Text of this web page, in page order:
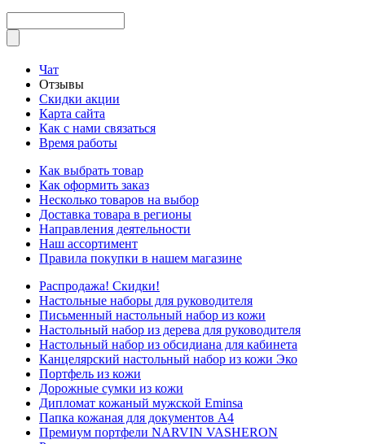
Чат
Отзывы
Скидки акции
Карта сайта
Как с нами связаться
Время работы
Как выбрать товар
Как оформить заказ
Несколько товаров на выбор
Доставка товара в регионы
Направления деятельности
Наш ассортимент
Правила покупки в нашем магазине
Распродажа! Скидки!
Настольные наборы для руководителя
Письменный настольный набор из кожи
Настольный набор из дерева для руководителя
Настольный набор из обсидиана для кабинета
Канцелярский настольный набор из кожи Эко
Портфель из кожи
Дорожные сумки из кожи
Дипломат кожаный мужской Eminsa
Папка кожаная для документов А4
Премиум портфели NARVIN VASHERON